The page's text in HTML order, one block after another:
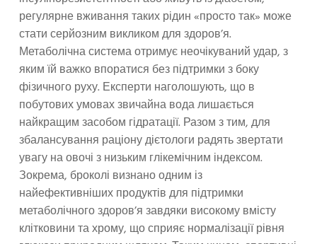
регулярне вживання таких рідин «просто так» може
стати серйозним викликом для здоров’я.
Метаболічна система отримує неочікуваний удар, з
яким їй важко впоратися без підтримки з боку
фізичного руху. Експерти наголошують, що в
побутових умовах звичайна вода лишається
найкращим засобом гідратації. Разом з тим, для
збалансування раціону дієтологи радять звертати
увагу на овочі з низьким глікемічним індексом.
Зокрема, броколі визнано одним із
найефективніших продуктів для підтримки
метаболічного здоров’я завдяки високому вмісту
клітковини та хрому, що сприяє нормалізації рівня